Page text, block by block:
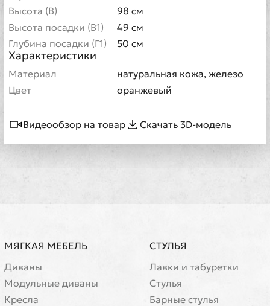
Высота (В)
98 см
Высота посадки (В1)
49 см
Глубина посадки (Г1)
50 см
Характеристики
Материал
натуральная кожа, железо
Цвет
оранжевый
Видеообзор на товар Скачать 3D-модель
МЯГКАЯ МЕБЕЛЬ
Диваны
Модульные диваны
Кресла
СТУЛЬЯ
Лавки и табуретки
Стулья
Барные стулья